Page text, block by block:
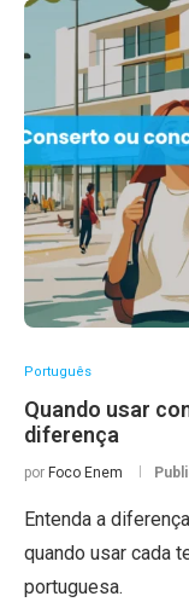
Português
Quando usar
diferença
por Foco Enem
Entenda a
quando usar cada
portuguesa.